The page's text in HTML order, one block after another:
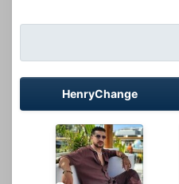
HenryChange